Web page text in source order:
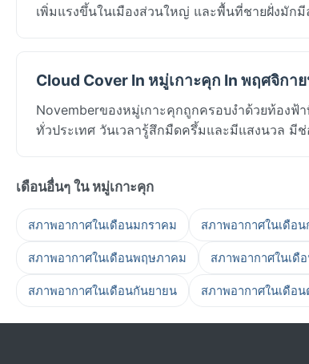
เพิ่มแรงขึ้นในเมืองส่วนใหญ่ และพื้นที่ชายฝั่งมัก
Cloud Cover In หมู่เกาะคุก In พฤศจิกา
Novemberของหมู่เกาะคุกถูกครอบงำด้วยท้องฟ้
ทั่วประเทศ วันเวลารู้สึกมืดครึ้มและมีแสงนวล มี
เดือนอื่นๆ ใน หมู่เกาะคุก
สภาพอากาศในเดือนมกราคม สภาพอากาศในเดือ
สภาพอากาศในเดือนพฤษภาคม สภาพอากาศในเดื
สภาพอากาศในเดือนกันยายน สภาพอากาศในเดือ